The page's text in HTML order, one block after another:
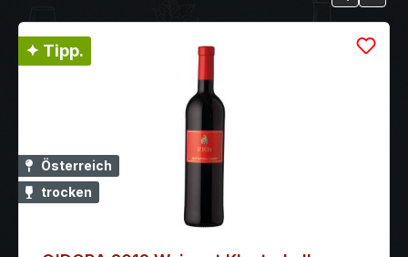
✦ Tipp.
Österreich
trocken